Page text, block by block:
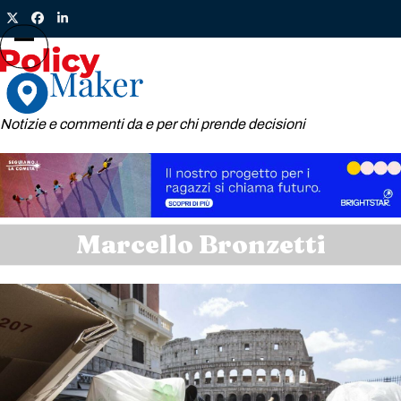
Skip
to
content
TwitterFacebook
LinkedIn
Notizie e commenti da e per chi prende decisioni
Open
mobile
menu
Close
mobile
menu
Marcello Bronzetti